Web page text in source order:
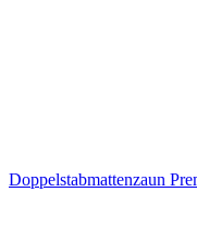
Doppelstabmattenzaun